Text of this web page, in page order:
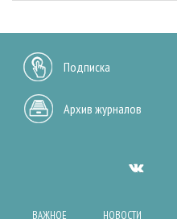
Подписка
Архив журналов
ВАЖНОЕ НОВОСТИ